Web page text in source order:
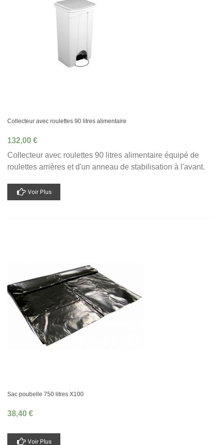
Collecteur avec roulettes 90 litres alimentaire
132,00 €
Collecteur avec roulettes 90 litres alimentaire équipé de
roulettes arrières et d'un anneau de stabilisation à l'avant.
Voir Plus
Sac poubelle 750 litres X100
38,40 €
Voir Plus